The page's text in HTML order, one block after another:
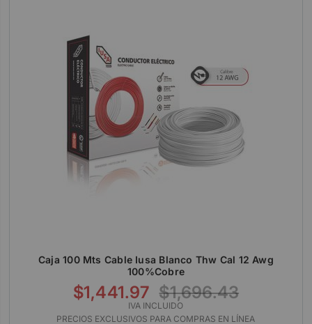
Caja 100 Mts Cable Iusa Blanco Thw Cal 12 Awg
100%cobre
$1,441.97 $1,696.43
IVA INCLUIDO
PRECIOS EXCLUSIVOS PARA COMPRAS EN LÍNEA